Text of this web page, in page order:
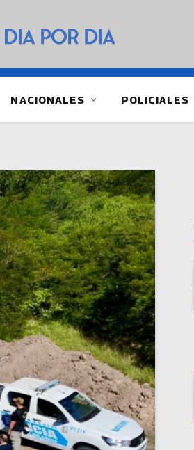
NACIONALES POLICIALES